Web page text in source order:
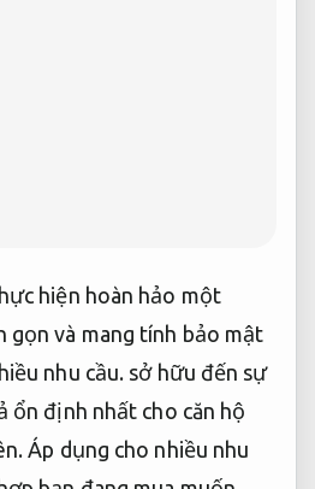
hiện hoàn hảo một
gọn và mang tính bảo mật
nhu cầu. sở hữu đến sự
ổn định nhất cho căn hộ
Áp dụng cho nhiều nhu